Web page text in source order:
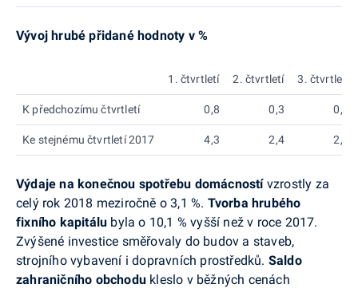
Vývoj hrubé přidané hodnoty v %
1. čtvrtletí 2. čtvrtletí 3. čtvrtletí
K předchozímu čtvrtletí 0,8 0,3 0,7
Ke stejnému čtvrtletí 2017 4,3 2,4 2,6
Výdaje na konečnou spotřebu domácnostívzrostly za
celý rok 2018 meziročně o 3,1 %. Tvorba hrubého
fixního kapitálu byla o 10,1 % vyšší než v roce 2017.
Zvýšené investice směřovaly do budov a staveb,
strojního vybavení i dopravních prostředků. Saldo
zahraničního obchodu kleslo v běžných cenách